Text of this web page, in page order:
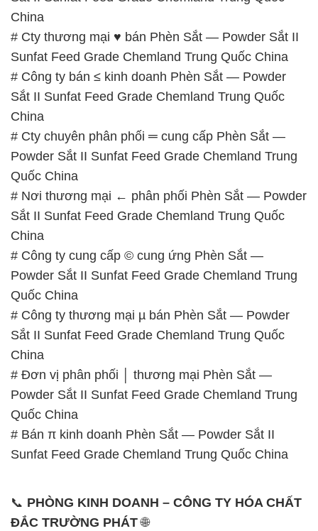
Sắt II Sunfat Feed Grade Chemland Trung Quốc
China
# Cty chuyên phân phối ═ cung cấp Phèn Sắt —
Powder Sắt II Sunfat Feed Grade Chemland Trung
Quốc China
# Nơi thương mại ← phân phối Phèn Sắt — Powder
Sắt II Sunfat Feed Grade Chemland Trung Quốc
China
# Công ty cung cấp © cung ứng Phèn Sắt —
Powder Sắt II Sunfat Feed Grade Chemland Trung
Quốc China
# Công ty thương mại µ bán Phèn Sắt — Powder
Sắt II Sunfat Feed Grade Chemland Trung Quốc
China
# Đơn vị phân phối │ thương mại Phèn Sắt —
Powder Sắt II Sunfat Feed Grade Chemland Trung
Quốc China
# Bán π kinh doanh Phèn Sắt — Powder Sắt II
Sunfat Feed Grade Chemland Trung Quốc China
📞PHÒNG KINH DOANH – CÔNG TY HÓA CHẤT
ĐẮC TRƯỜNG PHÁT🌐
🌐 Website: https://hoachatdetnhuom.com/
– 0933.920.505 – 028.3504.5555